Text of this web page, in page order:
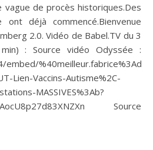
vague de procès historiques.Des
déjà commencé.Bienvenue
2.0. Vidéo de Babel.TV du 3
: Source vidéo Odyssée :
Lien-Vaccins-Autisme%2C-
MASSIVES%3Ab?
Source